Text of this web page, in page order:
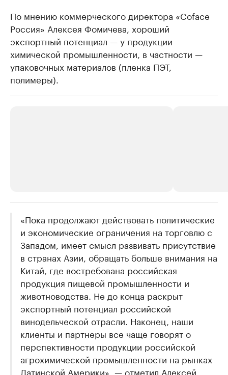
По мнению коммерческого директора «Coface
Россия» Алексея Фомичева, хороший
экспортный потенциал — у продукции
химической промышленности, в частности —
упаковочных материалов (пленка ПЭТ,
полимеры).
Делитесь новостями бизнеса на РБК
Управляйте страницей компании и развивайте личные
бренды спикеров бизнеса
Крупнейшие
продавцы
Ознакомьтесь с
«Пока продолжают действовать политические
и экономические ограничения на торговлю с
Западом, имеет смысл развивать присутствие
в странах Азии, обращать больше внимания на
Китай, где востребована российская
продукция пищевой промышленности и
животноводства. Не до конца раскрыт
экспортный потенциал российской
винодельческой отрасли. Наконец, наши
клиенты и партнеры все чаще говорят о
перспективности продукции российской
агрохимической промышленности на рынках
Латинской Америки», — отметил Алексей